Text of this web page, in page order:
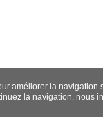
améliorer la navigation
la navigation, nous